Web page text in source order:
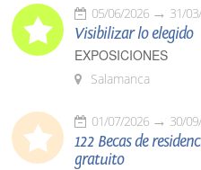
05/06/2026 31/
Visibilizar lo elegido
EXPOSICIONES
Salamanca
01/07/2026 30/
122 Becas de
gratuito